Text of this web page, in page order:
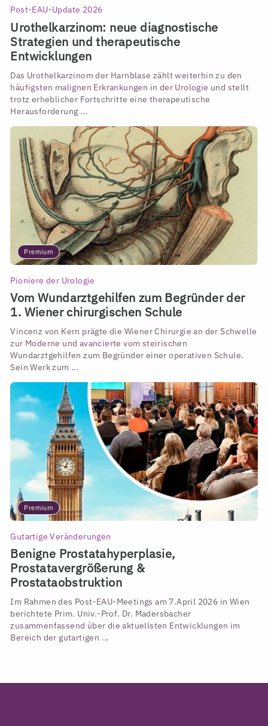
Post-EAU-Update 2026
Urothelkarzinom: neue diagnostische
Strategien und therapeutische
Entwicklungen
Das Urothelkarzinom der Harnblase zählt weiterhin zu den
häufigsten malignen Erkrankungen in der Urologie und stellt
trotz erheblicher Fortschritte eine therapeutische
Herausforderung ...
Premium
Pioniere der Urologie
Vom Wundarztgehilfen zum Begründer der
1. Wiener chirurgischen Schule
Vincenz von Kern prägte die Wiener Chirurgie an der Schwelle
zur Moderne und avancierte vom steirischen
Wundarztgehilfen zum Begründer einer operativen Schule.
Sein Werk zum ...
Premium
Gutartige Veränderungen
Benigne Prostatahyperplasie,
Prostatavergrößerung &
Prostataobstruktion
Im Rahmen des Post-EAU-Meetings am 7.April 2026 in Wien
berichtete Prim. Univ.-Prof. Dr. Madersbacher
zusammenfassend über die aktuellsten Entwicklungen im
Bereich der gutartigen ...